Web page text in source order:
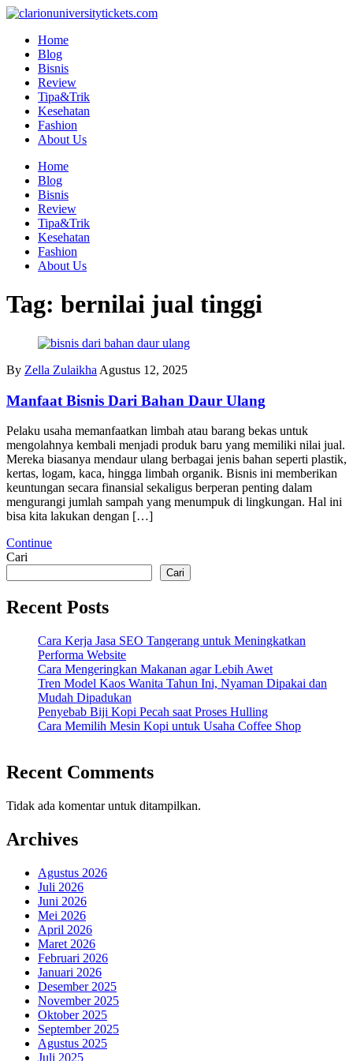
Skip
contentHome
Blog
Bisnis
Review
Tipa&Trik
Kesehatan
Fashion
About Us
Home
Blog
Bisnis
Review
Tipa&Trik
Kesehatan
Fashion
About Us
Tag: bernilai jual tinggi
By Zella Zulaikha Agustus 12, 2025
Manfaat Bisnis Dari Bahan Daur Ulang
Pelaku usaha memanfaatkan limbah atau barang bekas untuk
mengolahnya kembali menjadi produk baru yang memiliki nilai jual.
Mereka biasanya mendaur ulang berbagai jenis bahan seperti plastik,
kertas, logam, kaca, hingga limbah organik. Bisnis ini memberikan
keuntungan secara finansial sekaligus berperan penting dalam
mengurangi jumlah sampah yang menumpuk di lingkungan. Hal ini
bisa kita lakukan dengan […]
Continue
Cari
Cari
Recent Posts
Cara Kerja Jasa SEO Tangerang untuk Meningkatkan
Performa Website
Cara Mengeringkan Makanan agar Lebih Awet
Tren Model Kaos Wanita Tahun Ini, Nyaman Dipakai dan
Mudah Dipadukan
Penyebab Biji Kopi Pecah saat Proses Hulling
Cara Memilih Mesin Kopi untuk Usaha Coffee Shop
Recent Comments
Tidak ada komentar untuk ditampilkan.
Archives
Agustus 2026
Juli 2026
Juni 2026
Mei 2026
April 2026
Maret 2026
Februari 2026
Januari 2026
Desember 2025
November 2025
Oktober 2025
September 2025
Agustus 2025
Juli 2025